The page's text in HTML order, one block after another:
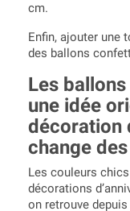
cm.
Enfin, ajouter une
des ballons
Les
une idée
décoration
change
Les couleurs
décorations
on retrouve